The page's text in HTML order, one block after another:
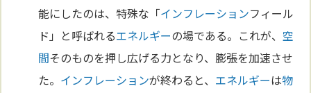
能にしたのは、特殊な「インフレーションフィール
ド」と呼ばれるエネルギーの場である。これが、空
間そのものを押し広げる力となり、膨張を加速させ
た。 インフレーションが終わると、 エネルギーは物